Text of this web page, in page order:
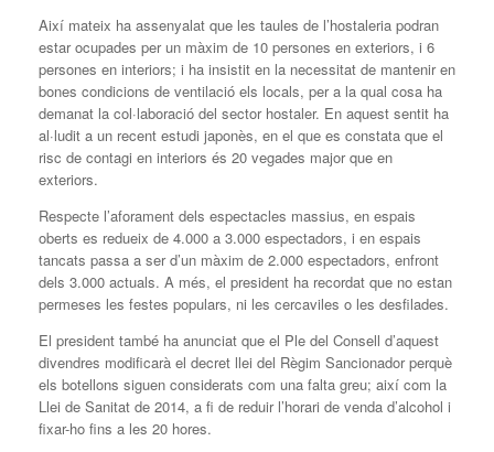
Així mateix ha assenyalat que les taules de l’hostaleria podran
estar ocupades per un màxim de 10 persones en exteriors, i 6
persones en interiors; i ha insistit en la necessitat de mantenir en
bones condicions de ventilació els locals, per a la qual cosa ha
demanat la col·laboració del sector hostaler. En aquest sentit ha
al·ludit a un recent estudi japonès, en el que es constata que el
risc de contagi en interiors és 20 vegades major que en
exteriors.
Respecte l’aforament dels espectacles massius, en espais
oberts es redueix de 4.000 a 3.000 espectadors, i en espais
tancats passa a ser d’un màxim de 2.000 espectadors, enfront
dels 3.000 actuals. A més, el president ha recordat que no estan
permeses les festes populars, ni les cercaviles o les desfilades.
El president també ha anunciat que el Ple del Consell d’aquest
divendres modificarà el decret llei del Règim Sancionador perquè
els botellons siguen considerats com una falta greu; així com la
Llei de Sanitat de 2014, a fi de reduir l’horari de venda d’alcohol i
fixar-ho fins a les 20 hores.